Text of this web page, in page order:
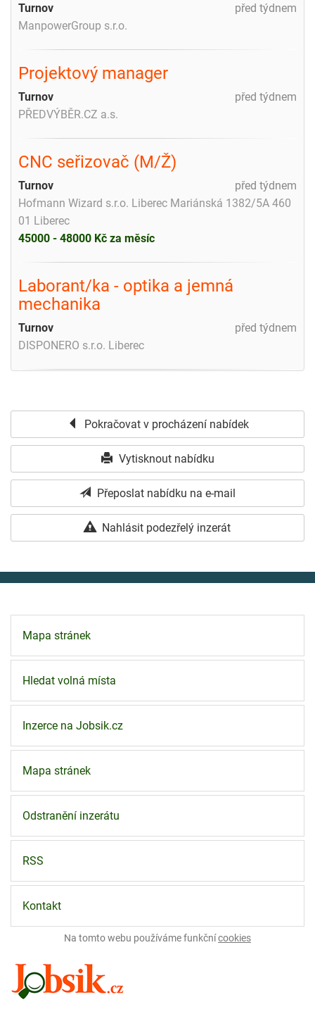
před týdnem
Turnov
ManpowerGroup s.r.o.
Projektový manager
před týdnem
Turnov
PŘEDVÝBĚR.CZ a.s.
CNC seřizovač (M/Ž)
před týdnem
Turnov
Hofmann Wizard s.r.o. Liberec Mariánská 1382/5A 460
01 Liberec
45000 - 48000 Kč za měsíc
Laborant/ka - optika a jemná
mechanika
před týdnem
Turnov
DISPONERO s.r.o. Liberec
Pokračovat v procházení nabídek
Vytisknout nabídku
Přeposlat nabídku na e-mail
Nahlásit podezřelý inzerát
Mapa stránek
Hledat volná místa
Inzerce na Jobsik.cz
Mapa stránek
Odstranění inzerátu
RSS
Kontakt
Na tomto webu používáme funkčnícookies